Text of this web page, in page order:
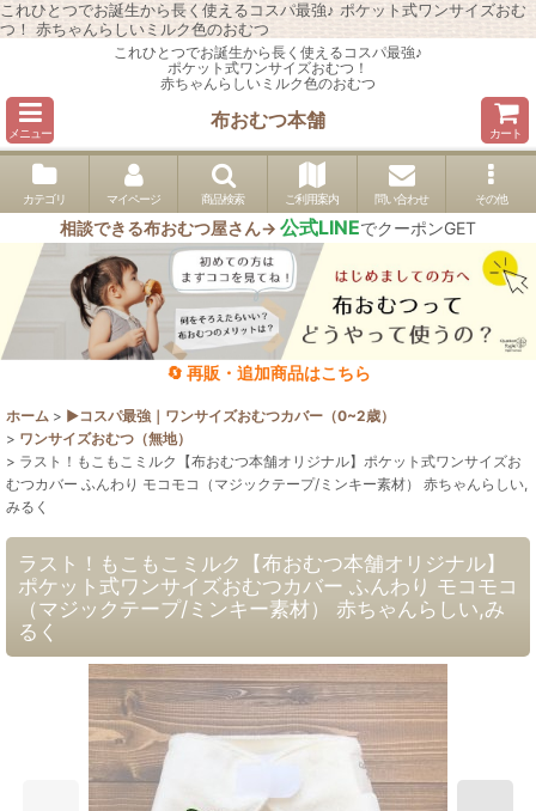
これひとつでお誕生から長く使えるコスパ最強♪ ポケット式ワンサイズおむ
つ！ 赤ちゃんらしいミルク色のおむつ
これひとつでお誕生から長く使えるコスパ最強♪
ポケット式ワンサイズおむつ！
赤ちゃんらしいミルク色のおむつ
メニュー
布おむつ本舗
カート
カテゴリ マイページ 商品検索 ご利用案内 問い合わせ その他
相談できる布おむつ屋さん→ 公式LINEでクーポンGET
🔄 再販・追加商品はこちら
ホーム > ▶︎コスパ最強｜ワンサイズおむつカバー（0~2歳）
> ワンサイズおむつ（無地）
> ラスト！もこもこミルク【布おむつ本舗オリジナル】ポケット式ワンサイズお
むつカバー ふんわり モコモコ（マジックテープ/ミンキー素材） 赤ちゃんらしい,
みるく
ラスト！もこもこミルク【布おむつ本舗オリジナル】
ポケット式ワンサイズおむつカバー ふんわり モコモコ
（マジックテープ/ミンキー素材） 赤ちゃんらしい,み
るく